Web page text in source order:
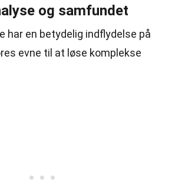
og samfundet
har en betydelig indflydelse på
evne til at løse komplekse